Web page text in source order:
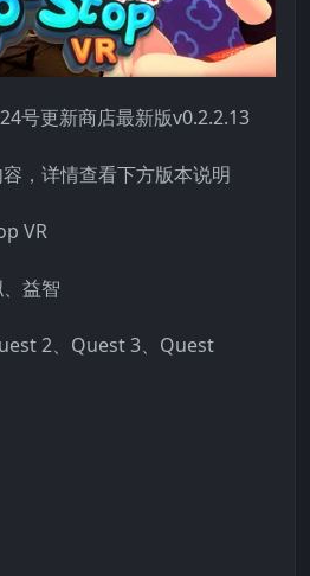
号更新商店最新版v0.2.2.13
容，详情查看下方版本说明
VR
、益智
2、Quest 3、Quest